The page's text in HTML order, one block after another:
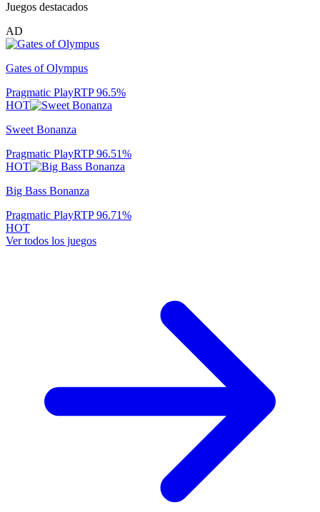
Juegos destacados
AD
Gates of Olympus
Pragmatic PlayRTP96.5%
HOT
Sweet Bonanza
Pragmatic PlayRTP96.51%
HOT
Big Bass Bonanza
Pragmatic PlayRTP96.71%
HOT
Ver todos los juegos